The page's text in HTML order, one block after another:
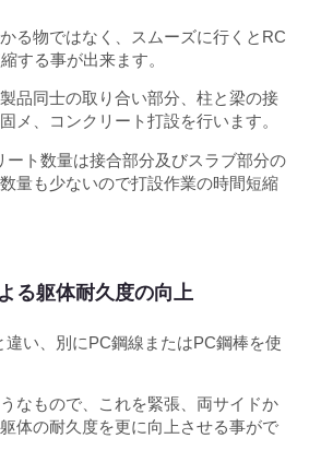
る物ではなく、スムーズに行くとRC
する事が出来ます。
品同士の取り合い部分、柱と梁の接
メ、コンクリート打設を行います。
ート数量は接合部分及びスラブ部分の
量も少ないので打設作業の時間短縮
る躯体耐久度の向上
違い、別にPC鋼線またはPC鋼棒を使
なもので、これを緊張、両サイドか
体の耐久度を更に向上させる事がで